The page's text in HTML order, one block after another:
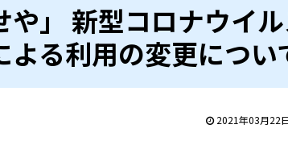
」 新型コロナウイ
る利用の変更につい
2021年03月22